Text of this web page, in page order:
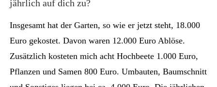
jährlich auf dich zu?
Insgesamt hat der Garten, so wie er jetzt steht, 18.000
Euro gekostet. Davon waren 12.000 Euro Ablöse.
Zusätzlich kosteten mich acht Hochbeete 1.000 Euro,
Pflanzen und Samen 800 Euro. Umbauten, Baumschnitt